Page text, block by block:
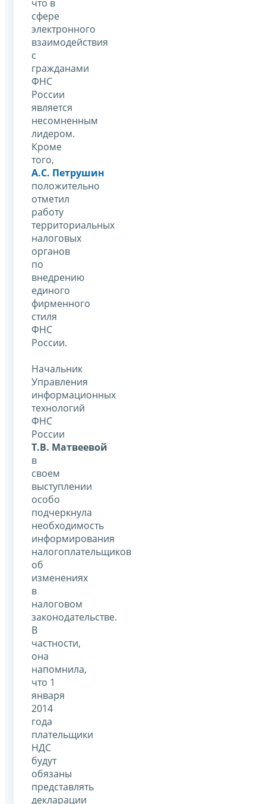
что в
сфере
электронного
взаимодействия
с
гражданами
ФНС
России
является
несомненным
лидером.
Кроме
того,
А.С. Петрушин
положительно
отметил
работу
территориальных
налоговых
органов
по
внедрению
единого
фирменного
стиля
ФНС
России.
Начальник
Управления
информационных
технологий
ФНС
России
Т.В. Матвеевой
в
своем
выступлении
особо
подчеркнула
необходимость
информирования
налогоплательщиков
об
изменениях
в
налоговом
законодательстве.
В
частности,
она
напомнила,
что 1
января
2014
года
плательщики
НДС
будут
обязаны
представлять
декларации